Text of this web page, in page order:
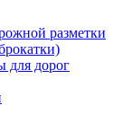
разметки
для дорог